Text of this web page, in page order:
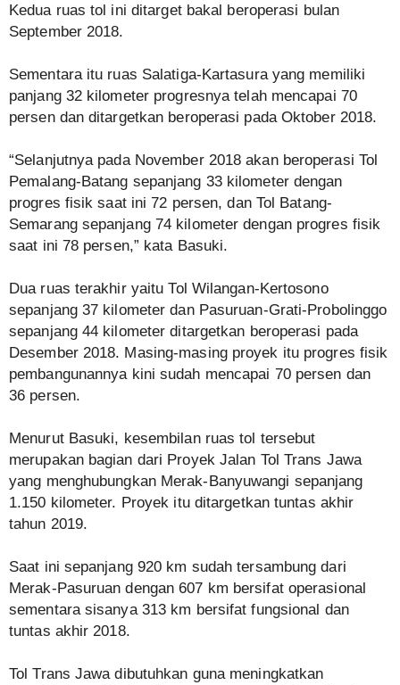
Kedua ruas tol ini ditarget bakal beroperasi bulan
September 2018.
Sementara itu ruas Salatiga-Kartasura yang memiliki
panjang 32 kilometer progresnya telah mencapai 70
persen dan ditargetkan beroperasi pada Oktober 2018.
“Selanjutnya pada November 2018 akan beroperasi Tol
Pemalang-Batang sepanjang 33 kilometer dengan
progres fisik saat ini 72 persen, dan Tol Batang-
Semarang sepanjang 74 kilometer dengan progres fisik
saat ini 78 persen,” kata Basuki.
Dua ruas terakhir yaitu Tol Wilangan-Kertosono
sepanjang 37 kilometer dan Pasuruan-Grati-Probolinggo
sepanjang 44 kilometer ditargetkan beroperasi pada
Desember 2018. Masing-masing proyek itu progres fisik
pembangunannya kini sudah mencapai 70 persen dan
36 persen.
Menurut Basuki, kesembilan ruas tol tersebut
merupakan bagian dari Proyek Jalan Tol Trans Jawa
yang menghubungkan Merak-Banyuwangi sepanjang
1.150 kilometer. Proyek itu ditargetkan tuntas akhir
tahun 2019.
Saat ini sepanjang 920 km sudah tersambung dari
Merak-Pasuruan dengan 607 km bersifat operasional
sementara sisanya 313 km bersifat fungsional dan
tuntas akhir 2018.
Tol Trans Jawa dibutuhkan guna meningkatkan